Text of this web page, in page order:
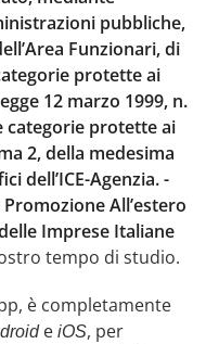
pubbliche,
Funzionari, di
protette ai
12 marzo 1999, n.
categorie protette ai
2, della medesima
dell’ICE-Agenzia. -
All’estero
Imprese Italiane
tempo di studio.
è completamente
e iOS, per